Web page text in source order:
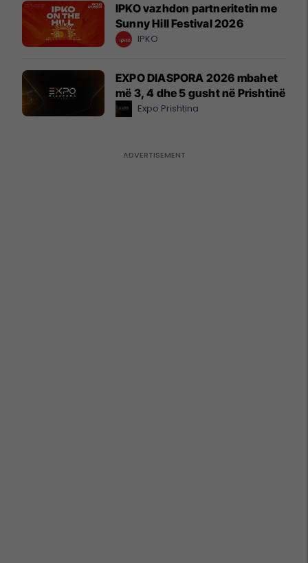
IPKO vazhdon partneritetin me
Sunny Hill Festival 2026
IPKO
EXPO DIASPORA 2026 mbahet
më 3, 4 dhe 5 gusht në Prishtinë
Expo Prishtina